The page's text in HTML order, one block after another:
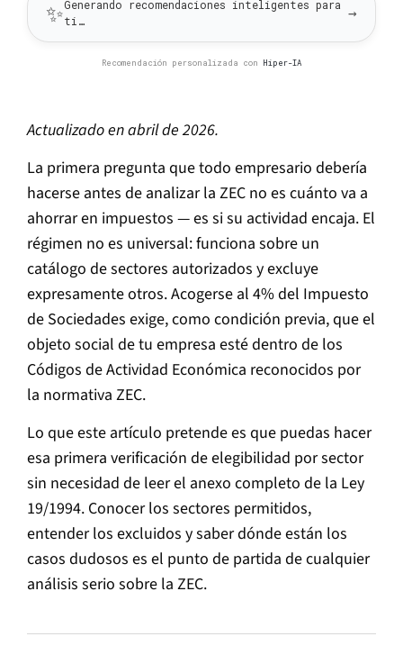
✨Generando recomendaciones inteligentes para
ti…
→
Recomendación personalizada con Hiper-IA
Actualizado en abril de 2026.
La primera pregunta que todo empresario debería
hacerse antes de analizar la ZEC no es cuánto va a
ahorrar en impuestos — es si su actividad encaja. El
régimen no es universal: funciona sobre un
catálogo de sectores autorizados y excluye
expresamente otros. Acogerse al 4% del Impuesto
de Sociedades exige, como condición previa, que el
objeto social de tu empresa esté dentro de los
Códigos de Actividad Económica reconocidos por
la normativa ZEC.
Lo que este artículo pretende es que puedas hacer
esa primera verificación de elegibilidad por sector
sin necesidad de leer el anexo completo de la Ley
19/1994. Conocer los sectores permitidos,
entender los excluidos y saber dónde están los
casos dudosos es el punto de partida de cualquier
análisis serio sobre la ZEC.